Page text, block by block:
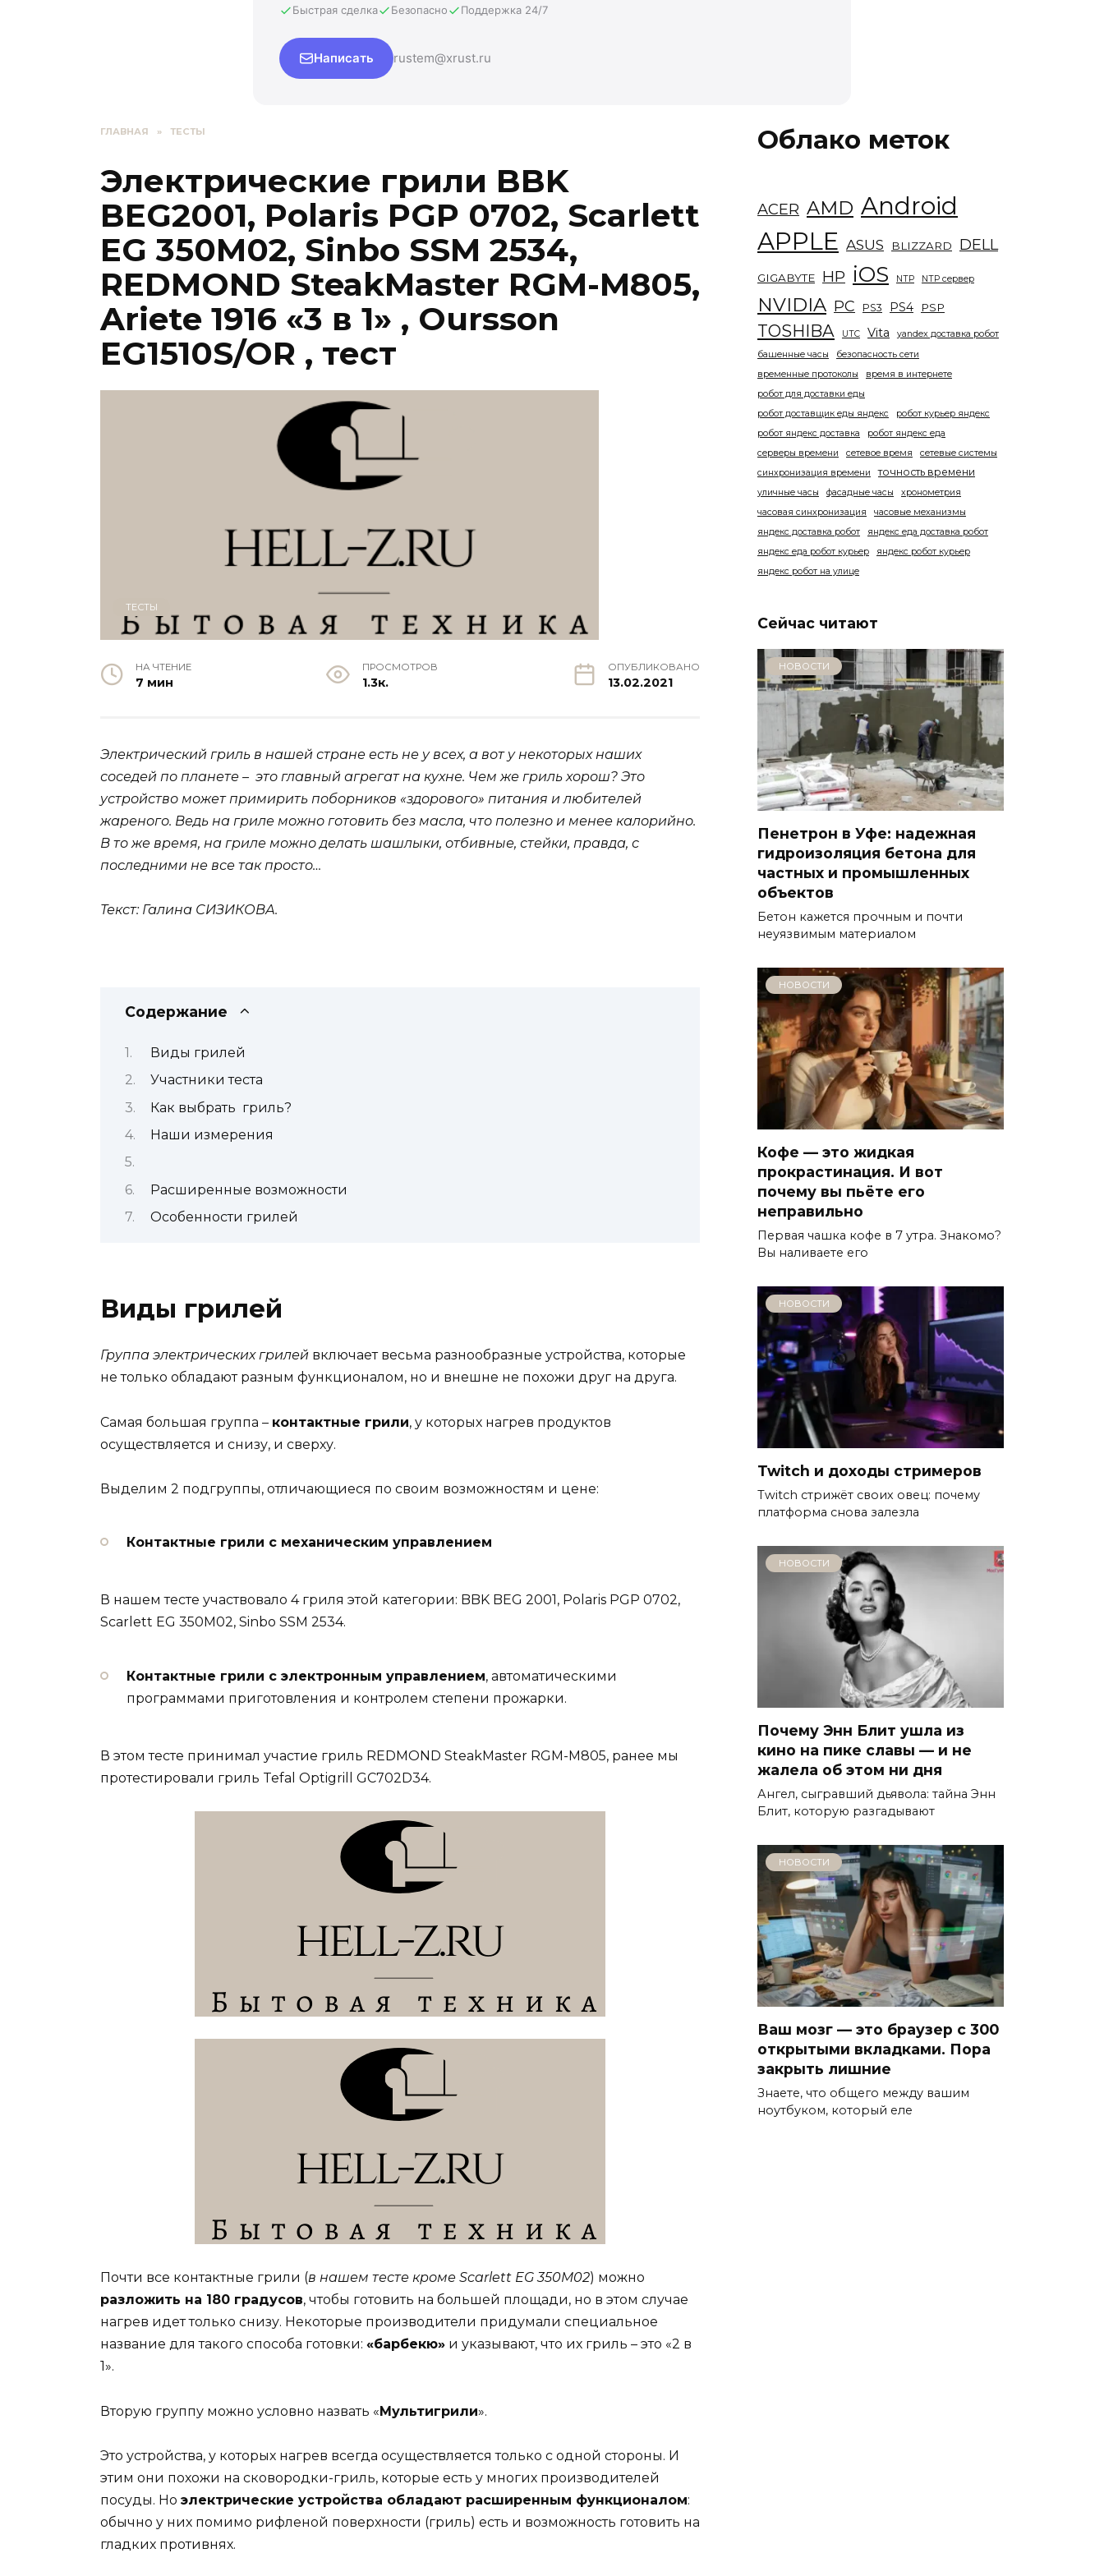
Быстрая сделка Безопасно Поддержка 24/7
Написать rustem@xrust.ru
ГЛАВНАЯ » ТЕСТЫ
Электрические грили BBK
BEG2001, Polaris PGP 0702, Scarlett
EG 350M02, Sinbo SSM 2534,
REDMOND SteakMaster RGM-M805,
Ariete 1916 «3 в 1» , Oursson
EG1510S/OR , тест
ТЕСТЫ
НА ЧТЕНИЕ
7 мин
ПРОСМОТРОВ
1.3к.
ОПУБЛИКОВАНО
13.02.2021
Электрический гриль в нашей стране есть не у всех, а вот у некоторых наших
соседей по планете – это главный агрегат на кухне. Чем же гриль хорош? Это
устройство может примирить поборников «здорового» питания и любителей
жареного. Ведь на гриле можно готовить без масла, что полезно и менее калорийно.
В то же время, на гриле можно делать шашлыки, отбивные, стейки, правда, с
последними не все так просто…
Текст: Галина СИЗИКОВА.
Содержание
Виды грилей
Участники теста
Как выбрать гриль?
Наши измерения
Расширенные возможности
Особенности грилей
Виды грилей
Группа электрических грилей включает весьма разнообразные устройства, которые
не только обладают разным функционалом, но и внешне не похожи друг на друга.
Самая большая группа – контактные грили, у которых нагрев продуктов
осуществляется и снизу, и сверху.
Выделим 2 подгруппы, отличающиеся по своим возможностям и цене:
Контактные грили с механическим управлением
В нашем тесте участвовало 4 гриля этой категории: BBK BEG 2001, Polaris PGP 0702,
Scarlett EG 350M02, Sinbo SSM 2534.
Контактные грили с электронным управлением, автоматическими
программами приготовления и контролем степени прожарки.
В этом тесте принимал участие гриль REDMOND SteakMaster RGM-M805, ранее мы
протестировали гриль Tefal Optigrill GC702D34.
Почти все контактные грили (в нашем тесте кроме Scarlett EG 350M02) можно
разложить на 180 градусов, чтобы готовить на большей площади, но в этом случае
нагрев идет только снизу. Некоторые производители придумали специальное
название для такого способа готовки: «барбекю» и указывают, что их гриль – это «2 в
1».
Вторую группу можно условно назвать «Мультигрили».
Это устройства, у которых нагрев всегда осуществляется только с одной стороны. И
этим они похожи на сковородки-гриль, которые есть у многих производителей
посуды. Но электрические устройства обладают расширенным функционалом:
обычно у них помимо рифленой поверхности (гриль) есть и возможность готовить на
гладких противнях.
Облако меток
ACER AMD Android
APPLE ASUS BLIZZARD DELL
GIGABYTE HP iOS NTP NTP сервер
NVIDIA PC PS3 PS4 PSP
TOSHIBA UTC Vita
yandex доставка робот
башенные часы
безопасность сети
временные протоколы
время в интернете
робот для доставки еды
робот доставщик еды яндекс
робот курьер яндекс
робот яндекс доставка
робот яндекс еда
серверы времени
сетевое время
сетевые системы
синхронизация времени
точность времени
уличные часы фасадные часы
хронометрия
часовая синхронизация
часовые механизмы
яндекс доставка робот
яндекс еда доставка робот
яндекс еда робот курьер
яндекс робот курьер
яндекс робот на улице
Сейчас читают
НОВОСТИ
Пенетрон в Уфе: надежная
гидроизоляция бетона для
частных и промышленных
объектов
Бетон кажется прочным и почти
неуязвимым материалом
НОВОСТИ
Кофе — это жидкая
прокрастинация. И вот
почему вы пьёте его
неправильно
Первая чашка кофе в 7 утра. Знакомо?
Вы наливаете его
НОВОСТИ
Twitch и доходы стримеров
Twitch стрижёт своих овец: почему
платформа снова залезла
НОВОСТИ
Почему Энн Блит ушла из
кино на пике славы — и не
жалела об этом ни дня
Ангел, сыгравший дьявола: тайна Энн
Блит, которую разгадывают
НОВОСТИ
Ваш мозг — это браузер с 300
открытыми вкладками. Пора
закрыть лишние
Знаете, что общего между вашим
ноутбуком, который еле